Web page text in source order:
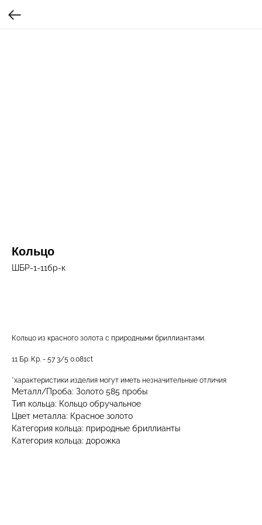
Кольцо
ШБР-1-11бр-к
Кольцо из красного золота с природными бриллиантами.
11 Бр. Кр. - 57 3/5 0.081ct
*характеристики изделия могут иметь незначительные отличия
Металл/Проба: Золото 585 пробы
Тип кольца: Кольцо обручальное
Цвет металла: Красное золото
Категория кольца: природные бриллианты
Категория кольца: дорожка